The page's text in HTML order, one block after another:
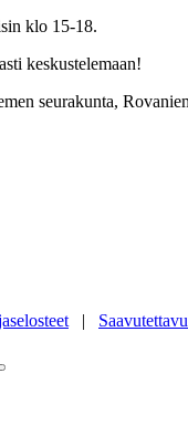
klo 15-18.
keskustelemaan!
seurakunta,
|